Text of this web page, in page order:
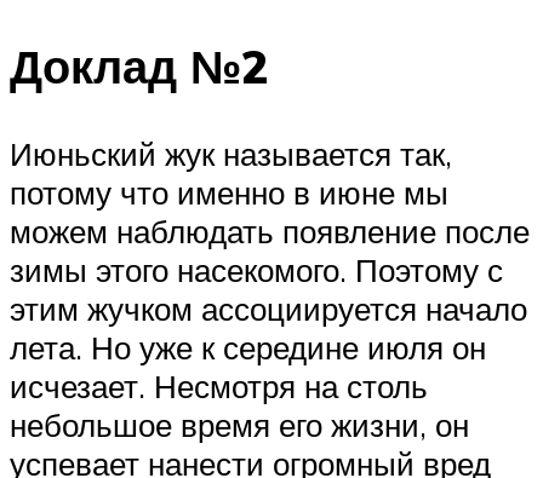
Доклад №2
Июньский жук называется так,
потому что именно в июне мы
можем наблюдать появление после
зимы этого насекомого. Поэтому с
этим жучком ассоциируется начало
лета. Но уже к середине июля он
исчезает. Несмотря на столь
небольшое время его жизни, он
успевает нанести огромный вред